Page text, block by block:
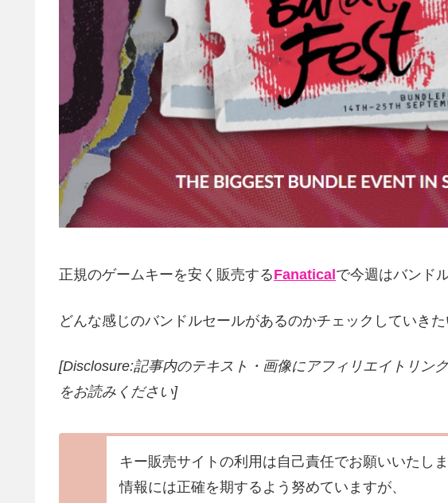
正規のゲームキーを安く販売するFanatical で今週はバンド
どんな感じのバンドルセールがあるのかチェックしていきた
[Disclosure:記事内のテキスト・画像にアフィリエイトリン
をお読みください]
キー販売サイトの利用は自己責任でお願いいたしま
情報には正確を期するよう努めていますが、